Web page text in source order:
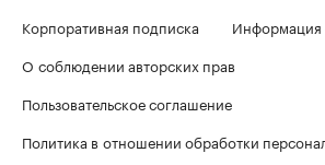
Корпоративная подписка
Информация
О соблюдении авторских прав
Пользовательское соглашение
Политика в отношении обработки